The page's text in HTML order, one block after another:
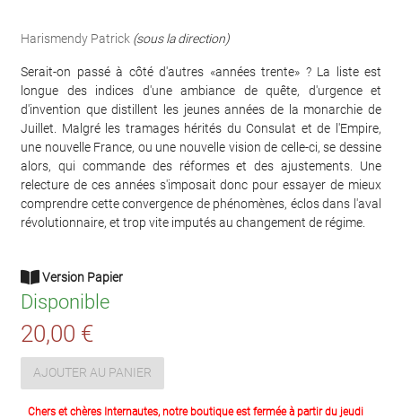
Harismendy Patrick (sous la direction)
Serait-on passé à côté d'autres «années trente» ? La liste est
longue des indices d'une ambiance de quête, d'urgence et
d'invention que distillent les jeunes années de la monarchie de
Juillet. Malgré les tramages hérités du Consulat et de l'Empire,
une nouvelle France, ou une nouvelle vision de celle-ci, se dessine
alors, qui commande des réformes et des ajustements. Une
relecture de ces années s'imposait donc pour essayer de mieux
comprendre cette convergence de phénomènes, éclos dans l'aval
révolutionnaire, et trop vite imputés au changement de régime.
Version Papier
Disponible
20,00 €
AJOUTER AU PANIER
Chers et chères Internautes, notre boutique est fermée à partir du jeudi